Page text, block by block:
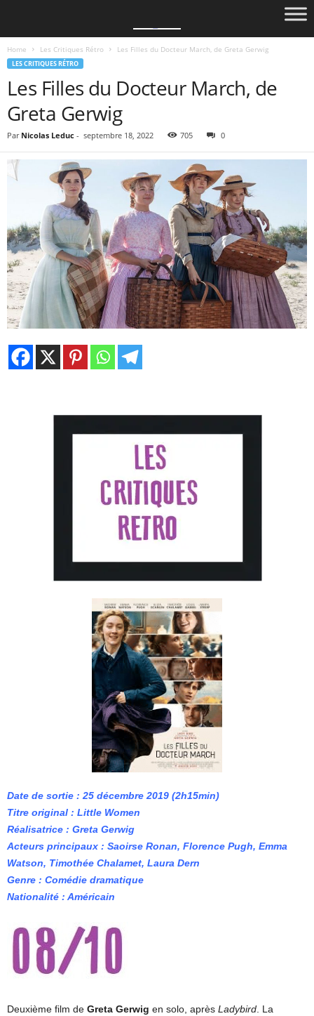
Home Les Critiques Rétro Les Filles du Docteur March, de Greta Gerwig
LES CRITIQUES RÉTRO
Les Filles du Docteur March, de
Greta Gerwig
Par Nicolas Leduc - septembre 18, 2022 705 0
Date de sortie : 25 décembre 2019 (2h15min)
Titre original : Little Women
Réalisatrice : Greta Gerwig
Acteurs principaux : Saoirse Ronan, Florence Pugh, Emma
Watson, Timothée Chalamet, Laura Dern
Genre : Comédie dramatique
Nationalité : Américain
Deuxième film de Greta Gerwig en solo, après Ladybird . La